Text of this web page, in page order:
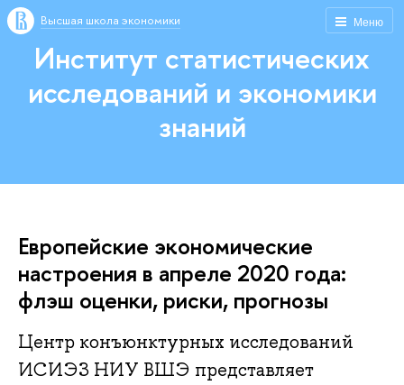
Меню
Высшая школа экономики
Институт статистических
исследований и экономики
знаний
Европейские экономические
настроения в апреле 2020 года:
флэш оценки, риски, прогнозы
Центр конъюнктурных исследований
ИСИЭЗ НИУ ВШЭ представляет